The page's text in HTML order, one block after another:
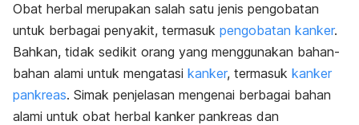
Obat herbal merupakan salah satu jenis pengobatan
untuk berbagai penyakit, termasuk pengobatan kanker.
Bahkan, tidak sedikit orang yang menggunakan bahan-
bahan alami untuk mengatasi kanker, termasuk kanker
pankreas. Simak penjelasan mengenai berbagai bahan
alami untuk obat herbal kanker pankreas dan